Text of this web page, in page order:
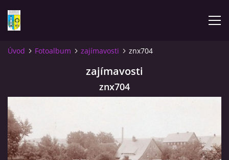
FOTOALBUM
KOMENTÁŘE
Úvod Fotoalbum zajímavosti znx704
zajímavosti
znx704